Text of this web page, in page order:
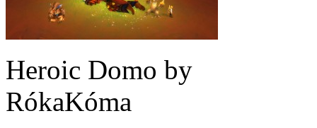
Heroic Domo by
RókaKóma